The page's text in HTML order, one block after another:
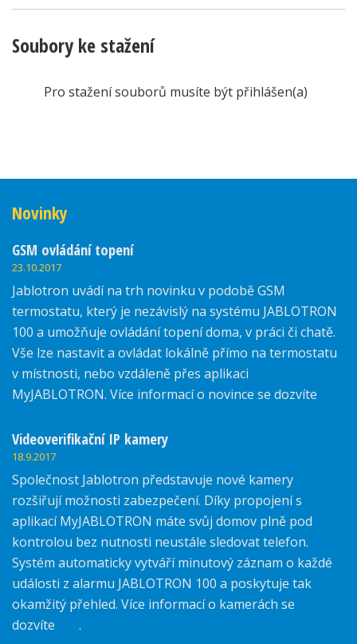
Soubory ke stažení
Pro stažení souborů musíte být přihlášen(a)
Novinky
GSM ovládání topení
23.10.2017
Jablotron uvádí na trh novinku v podobě GSM
termostatu, který je nezávislý na systému JABLOTRON
100 a umožňuje ovládání topení doma, v práci či chatě.
Vše lze nastavit a ovládat lokálně přímo na termostatu
v místnosti, nebo vzdáleně přes aplikaci
MyJABLOTRON. Více informací o novince se dozvíte
Videoverifikační IP kamery
18.9.2017
Společnost Jablotron představuje nové kamery
rozšiřují možnosti zabezpečení. Díky propojení s
aplikací MyJABLOTRON máte svůj domov plně pod
kontrolou bez nutnosti neustále sledovat telefon.
Systém automaticky vytváří minutový záznam o každé
události z alarmu JABLOTRON 100 a poskytuje tak
okamžitý přehled. Více informací o kamerách se
dozvíte
.